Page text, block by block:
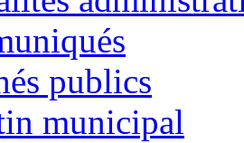
publics
municipal